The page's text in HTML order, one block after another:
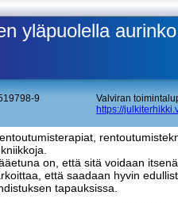
9
yläpuolella
Valviran
https://
on, että sitä voidaan
että saadaan hyvin
tapauksissa.